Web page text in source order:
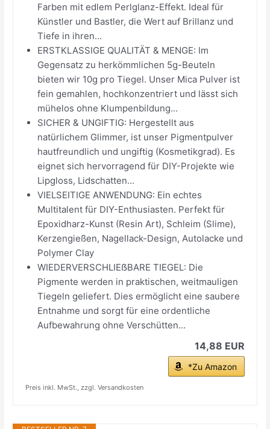
Farben mit edlem Perlglanz-Effekt. Ideal für
Künstler und Bastler, die Wert auf Brillanz und
Tiefe in ihren...
ERSTKLASSIGE QUALITÄT & MENGE: Im
Gegensatz zu herkömmlichen 5g-Beuteln
bieten wir 10g pro Tiegel. Unser Mica Pulver ist
fein gemahlen, hochkonzentriert und lässt sich
mühelos ohne Klumpenbildung...
SICHER & UNGIFTIG: Hergestellt aus
natürlichem Glimmer, ist unser Pigmentpulver
hautfreundlich und ungiftig (Kosmetikgrad). Es
eignet sich hervorragend für DIY-Projekte wie
Lipgloss, Lidschatten...
VIELSEITIGE ANWENDUNG: Ein echtes
Multitalent für DIY-Enthusiasten. Perfekt für
Epoxidharz-Kunst (Resin Art), Schleim (Slime),
Kerzengießen, Nagellack-Design, Autolacke und
Polymer Clay
WIEDERVERSCHLIEẞBARE TIEGEL: Die
Pigmente werden in praktischen, weitmauligen
Tiegeln geliefert. Dies ermöglicht eine saubere
Entnahme und sorgt für eine ordentliche
Aufbewahrung ohne Verschütten...
14,88 EUR
*Zu Amazon
Preis inkl. MwSt., zzgl. Versandkosten